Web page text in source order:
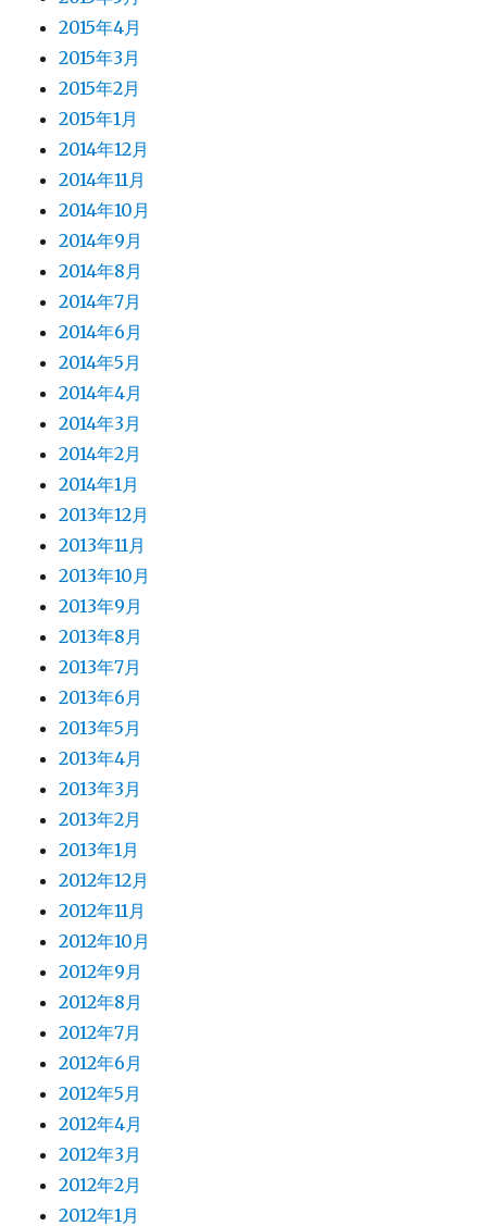
2015年4月
2015年3月
2015年2月
2015年1月
2014年12月
2014年11月
2014年10月
2014年9月
2014年8月
2014年7月
2014年6月
2014年5月
2014年4月
2014年3月
2014年2月
2014年1月
2013年12月
2013年11月
2013年10月
2013年9月
2013年8月
2013年7月
2013年6月
2013年5月
2013年4月
2013年3月
2013年2月
2013年1月
2012年12月
2012年11月
2012年10月
2012年9月
2012年8月
2012年7月
2012年6月
2012年5月
2012年4月
2012年3月
2012年2月
2012年1月